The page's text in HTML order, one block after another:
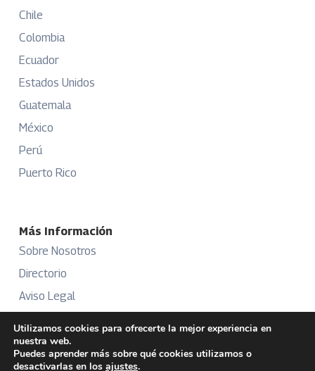
Chile
Colombia
Ecuador
Estados Unidos
Guatemala
México
Perú
Puerto Rico
Más Información
Sobre Nosotros
Directorio
Aviso Legal
Publicidad
Utilizamos cookies para ofrecerte la mejor experiencia en
nuestra web.
Puedes aprender más sobre qué cookies utilizamos o
desactivarlas en los ajustes.